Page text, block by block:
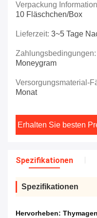
Verpackung
10 Fläschchen/Box
Lieferzeit: 3~5 Tage
Zahlungsbedingungen:
Moneygram
Versorgungsmaterial-
Monat
Erhalten Sie besten
Spezifikationen
Spezifikationen
Hervorheben: